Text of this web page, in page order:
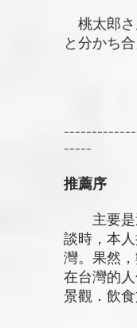
桃太郎さ
と分かち
-----
推薦序
主要是這
談時，本
灣。果然
在台灣的
景觀．飲